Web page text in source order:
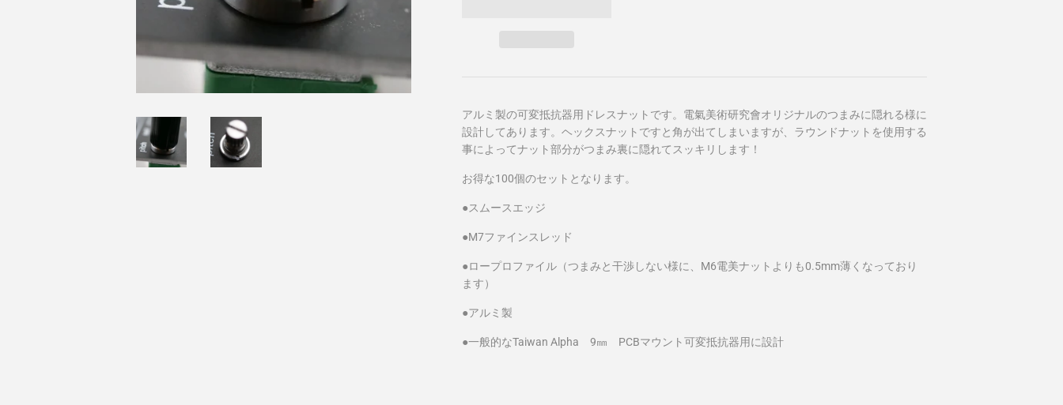
アルミ製の可変抵抗器用ドレスナットです。電氣美術研究會オリジナルのつまみに隠れる様に
設計してあります。ヘックスナットですと角が出てしまいますが、ラウンドナットを使用する
事によってナット部分がつまみ裏に隠れてスッキリします！
お得な100個のセットとなります。
●スムースエッジ
●M7ファインスレッド
●ロープロファイル（つまみと干渉しない様に、M6電美ナットよりも0.5mm薄くなっており
ます）
●アルミ製
●一般的なTaiwan Alpha 9㎜ PCBマウント可変抵抗器用に設計